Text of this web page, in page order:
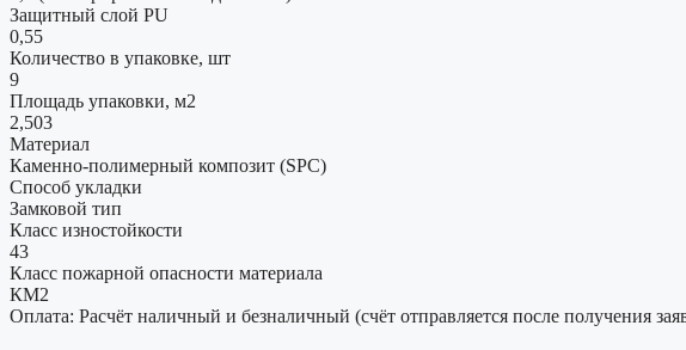
Защитный слой PU
0,55
Количество в упаковке, шт
9
Площадь упаковки, м2
2,503
Материал
Каменно-полимерный композит (SPC)
Способ укладки
Замковой тип
Класс изностойкости
43
Класс пожарной опасности материала
КМ2
Оплата: Расчёт наличный и безналичный (счёт отправляется после получения